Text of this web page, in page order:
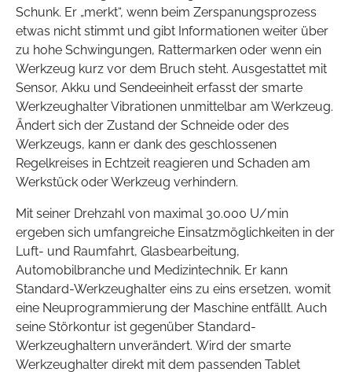
Schunk. Er „merkt“, wenn beim Zerspanungsprozess
etwas nicht stimmt und gibt Informationen weiter über
zu hohe Schwingungen, Rattermarken oder wenn ein
Werkzeug kurz vor dem Bruch steht. Ausgestattet mit
Sensor, Akku und Sendeeinheit erfasst der smarte
Werkzeughalter Vibrationen unmittelbar am Werkzeug.
Ändert sich der Zustand der Schneide oder des
Werkzeugs, kann er dank des geschlossenen
Regelkreises in Echtzeit reagieren und Schaden am
Werkstück oder Werkzeug verhindern.
Mit seiner Drehzahl von maximal 30.000 U/min
ergeben sich umfangreiche Einsatzmöglichkeiten in der
Luft- und Raumfahrt, Glasbearbeitung,
Automobilbranche und Medizintechnik. Er kann
Standard-Werkzeughalter eins zu eins ersetzen, womit
eine Neuprogrammierung der Maschine entfällt. Auch
seine Störkontur ist gegenüber Standard-
Werkzeughaltern unverändert. Wird der smarte
Werkzeughalter direkt mit dem passenden Tablet